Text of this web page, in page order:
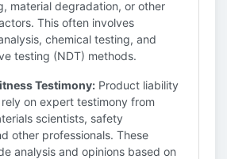
material degradation, or other
This often involves
chemical testing, and
testing (NDT) methods.
Testimony: Product liability
on expert testimony from
scientists, safety
other professionals. These
analysis and opinions based on